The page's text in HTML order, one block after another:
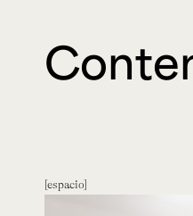
espacio